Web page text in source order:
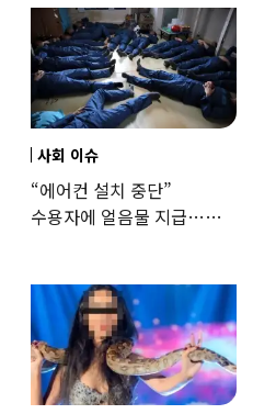
사회 이슈
“에어컨 설치 중단”
수용자에 얼음물 지급…